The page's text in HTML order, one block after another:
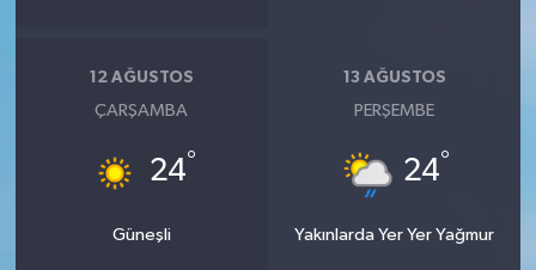
12 AĞUSTOS
ÇARŞAMBA
24°
Güneşli
13 AĞUSTOS
PERŞEMBE
24°
Yakınlarda Yer Yer Yağmur